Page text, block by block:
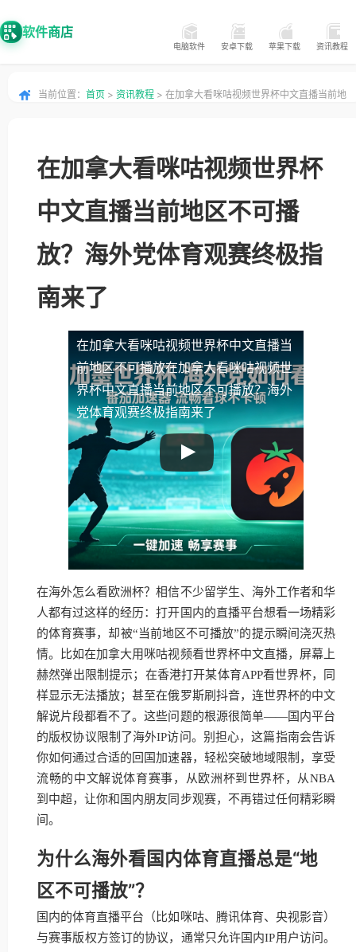
软件商店
电脑软件 安卓下载 苹果下载 资讯教程
当前位置： 首页 > 资讯教程 > 在加拿大看咪咕视频世界杯中文直播当前地
在加拿大看咪咕视频世界杯
中文直播当前地区不可播
放？海外党体育观赛终极指
南来了
在加拿大看咪咕视频世界杯中文直播当
前地区不可播放在加拿大看咪咕视频世
界杯中文直播当前地区不可播放？海外
党体育观赛终极指南来了
在海外怎么看欧洲杯？相信不少留学生、海外工作者和华
人都有过这样的经历：打开国内的直播平台想看一场精彩
的体育赛事，却被“当前地区不可播放”的提示瞬间浇灭热
情。比如在加拿大用咪咕视频看世界杯中文直播，屏幕上
赫然弹出限制提示；在香港打开某体育APP看世界杯，同
样显示无法播放；甚至在俄罗斯刷抖音，连世界杯的中文
解说片段都看不了。这些问题的根源很简单——国内平台
的版权协议限制了海外IP访问。别担心，这篇指南会告诉
你如何通过合适的回国加速器，轻松突破地域限制，享受
流畅的中文解说体育赛事，从欧洲杯到世界杯，从NBA
到中超，让你和国内朋友同步观赛，不再错过任何精彩瞬
间。
为什么海外看国内体育直播总是“地
区不可播放”？
国内的体育直播平台（比如咪咕、腾讯体育、央视影音）
与赛事版权方签订的协议，通常只允许国内IP用户访问。